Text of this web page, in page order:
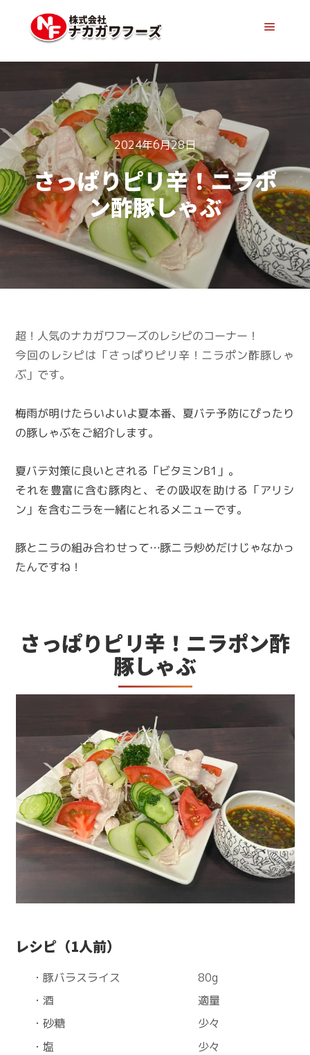
2024年6月28日
さっぱりピリ辛！ニラポ
ン酢豚しゃぶ
超！人気のナカガワフーズのレシピのコーナー！
今回のレシピは「さっぱりピリ辛！ニラポン酢豚しゃ
ぶ」です。
梅雨が明けたらいよいよ夏本番、夏バテ予防にぴったり
の豚しゃぶをご紹介します。
夏バテ対策に良いとされる「ビタミンB1」。
それを豊富に含む豚肉と、その吸収を助ける「アリシ
ン」を含むニラを一緒にとれるメニューです。
豚とニラの組み合わせって…豚ニラ炒めだけじゃなかっ
たんですね！
さっぱりピリ辛！ニラポン酢
豚しゃぶ
レシピ（1人前）
・豚バラスライス 80g
・酒 適量
・砂糖 少々
・塩 少々